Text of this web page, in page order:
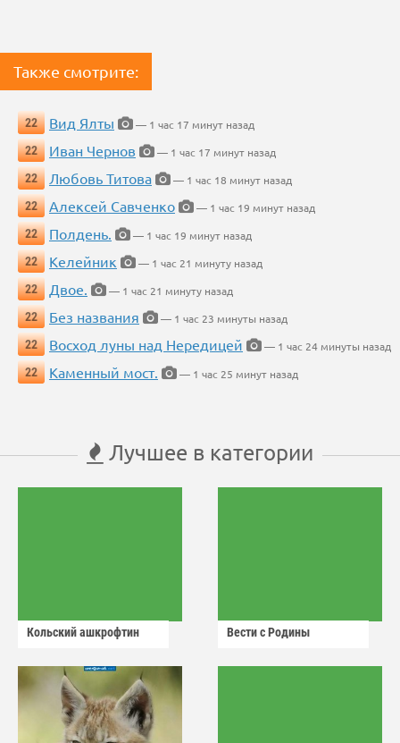
Также смотрите:
22 Вид Ялты
— 1 час 17 минут назад
22
Иван Чернов
— 1 час 17 минут назад
22
Любовь Титова
— 1 час 18 минут назад
22
Алексей Савченко
— 1 час 19 минут назад
22
Полдень.
— 1 час 19 минут назад
22
Келейник
— 1 час 21 минуту назад
22
Двое.
— 1 час 21 минуту назад
22
Без названия
— 1 час 23 минуты назад
22
Восход луны над Нередицей
— 1 час 24 минуты назад
22
Каменный мост. — 1 час 25 минут назад
Лучшее в категории
Кольский ашкрофтин Вести с Родины